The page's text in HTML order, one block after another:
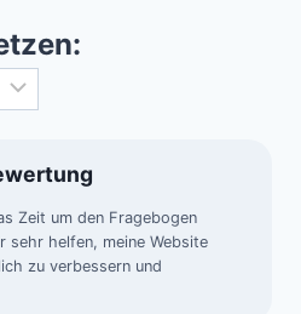
Zeit um den Fragebogen
sehr helfen, meine Website
zu verbessern und